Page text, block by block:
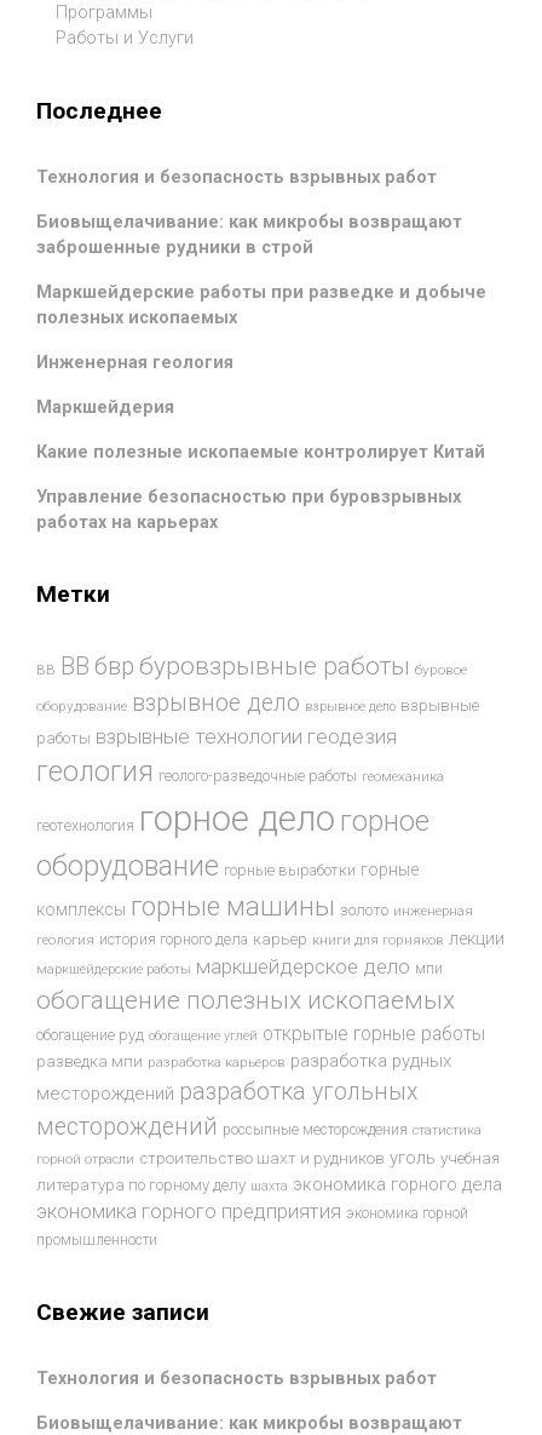
Программы
Работы и Услуги
Последнее
Технология и безопасность взрывных работ
Биовыщелачивание: как микробы возвращают
заброшенные рудники в строй
Маркшейдерские работы при разведке и добыче
полезных ископаемых
Инженерная геология
Маркшейдерия
Какие полезные ископаемые контролирует Китай
Управление безопасностью при буровзрывных
работах на карьерах
Метки
ВВ ВВ бвр буровзрывные работы буровое
оборудование взрывное дело взрывное дело взрывные
работы взрывные технологии геодезия
геология геолого-разведочные работы геомеханика
геотехнология горное дело горное
оборудование горные выработки горные
комплексы горные машины золото инженерная
геология история горного дела карьер книги для горняков лекции
маркшейдерские работы маркшейдерское дело мпи
обогащение полезных ископаемых
обогащение руд обогащение углей открытые горные работы
разведка мпи разработка карьеров разработка рудных
месторождений разработка угольных
месторождений россыпные месторождения статистика
горной отрасли строительство шахт и рудников уголь учебная
литература по горному делу шахта экономика горного дела
экономика горного предприятия экономика горной
промышленности
Свежие записи
Технология и безопасность взрывных работ
Биовыщелачивание: как микробы возвращают